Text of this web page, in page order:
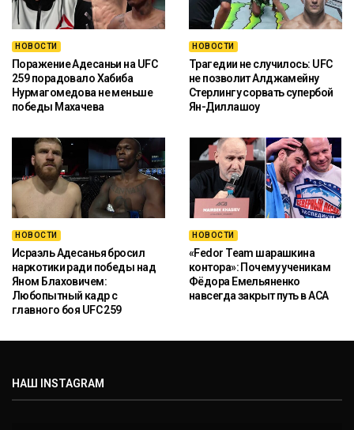
НОВОСТИ
Поражение Адесаньи на UFC
259 порадовало Хабиба
Нурмагомедова не меньше
победы Махачева
НОВОСТИ
Трагедии не случилось: UFC
не позволит Алджамейну
Стерлингу сорвать супербой
Ян-Диллашоу
НОВОСТИ
Исраэль Адесанья бросил
наркотики ради победы над
Яном Блаховичем:
Любопытный кадр с
главного боя UFC 259
НОВОСТИ
«Fedor Team шарашкина
контора»: Почему ученикам
Фёдора Емельяненко
навсегда закрыт путь в ACA
НАШ INSTAGRAM